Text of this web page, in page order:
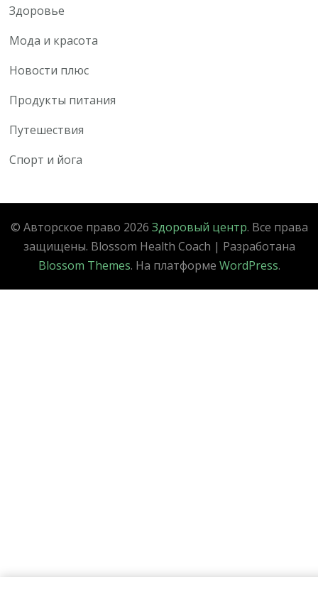
Здоровье
Мода и красота
Новости плюс
Продукты питания
Путешествия
Спорт и йога
© Авторское право 2026 Здоровый центр. Все права
защищены. Blossom Health Coach | Разработана
Blossom Themes. На платформе WordPress.